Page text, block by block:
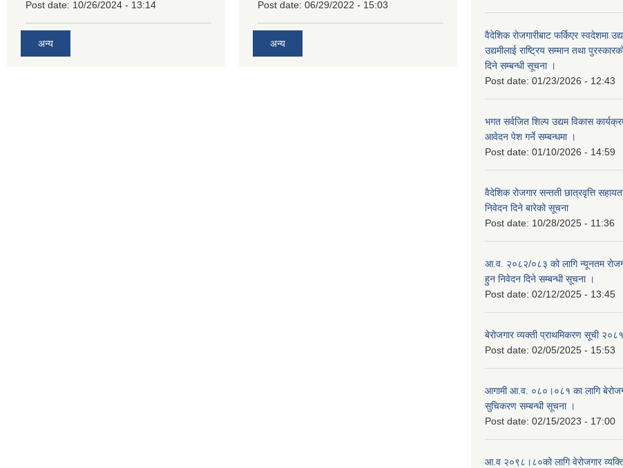
Post date: 10/26/2024 - 13:14
अन्य
Post date: 06/29/2022 - 15:03
अन्य
वैदेशिक रोजगारीबाट फर्किएर स्वदेशमा
उद्यमीलाई राष्ट्रिय सम्मान तथा
दिने सम्बन्धी सूचना ।
Post date: 01/23/2026 - 12:43
भगत सर्वजित शिल्प उद्यम विकास
आवेदन पेश गर्ने सम्बन्धमा ।
Post date: 01/10/2026 - 14:59
वैदेशिक रोजगार सन्तती छात्रवृत्ति
निवेदन दिने बारेको सूचना
Post date: 10/28/2025 - 11:36
आ.व. २०८२/०८३ को लागि न्यूनतम
हुन निवेदन दिने सम्बन्धी सूचना ।
Post date: 02/12/2025 - 13:45
बेरोजगार व्यक्ती प्राथमिकरण सूची
Post date: 02/05/2025 - 15:53
आगामी आ.व. ०८०।०८१ का लागि
सुचिकरण सम्बन्धी सूचना ।
Post date: 02/15/2023 - 17:00
आ.व २०९८।८०को लागि वेरोजगार